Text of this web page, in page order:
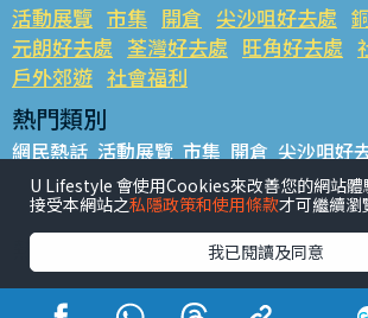
活動展覽 市集 開倉 尖沙咀好去處
元朗好去處 荃灣好去處 旺角好去處
戶外郊遊 社會福利
熱門類別
網民熱話 活動展覽 市集 開倉 尖沙咀好
銅鑼灣好去處 元朗好去處 荃灣好去處
餐廳情報 戶外郊遊
熱門標籤
#UGO搵好去處 #人氣活動推介 #美食社
#親子玩樂好去處
#ULifestyle應用程式
U Lifestyle 會使用Cookies來改善您的網站體
接受本網站之私隱政策和使用條款才可繼續瀏
我已閱讀及同意